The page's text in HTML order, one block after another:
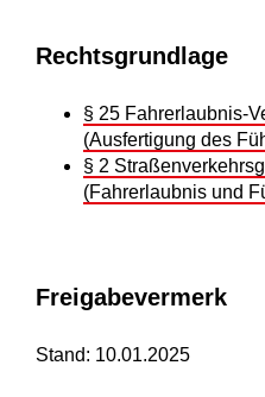
Rechtsgrundlage
§ 25 Fahrerlaubnis-
(Ausfertigung des
§ 2
(Fahrerlaubnis und
Freigabevermerk
Stand: 10.01.2025